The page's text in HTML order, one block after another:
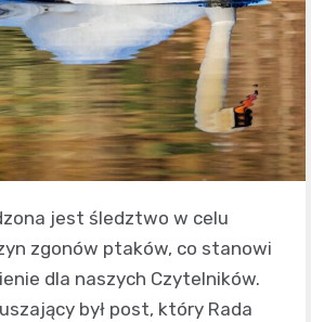
jest śledztwo w celu
zgonów ptaków, co stanowi
dla naszych Czytelników.
był post, który Rada